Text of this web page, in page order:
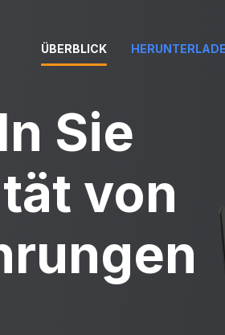
ÜBERBLICK
Sie
von